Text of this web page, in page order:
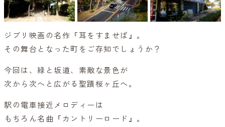
ジブリ映画の名作『耳をすませば』。
その舞台となった町をご存知でしょうか？
今回は、緑と坂道、素敵な景色が
次から次へと広がる聖蹟桜ヶ丘へ。
駅の電車接近メロディーは
もちろん名曲『カントリーロード』。